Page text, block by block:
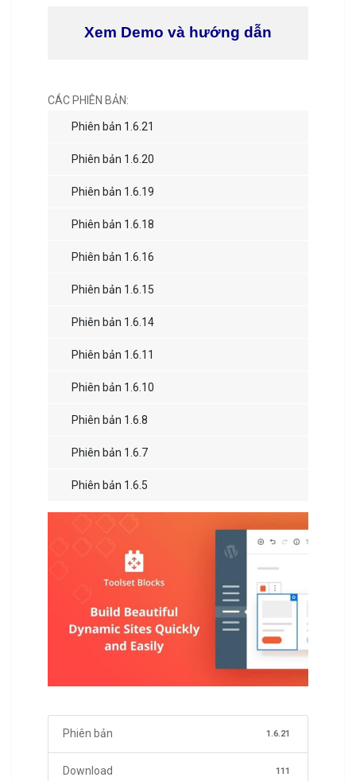
Xem Demo và hướng dẫn
CÁC PHIÊN BẢN:
Phiên bản 1.6.21
Phiên bản 1.6.20
Phiên bản 1.6.19
Phiên bản 1.6.18
Phiên bản 1.6.16
Phiên bản 1.6.15
Phiên bản 1.6.14
Phiên bản 1.6.11
Phiên bản 1.6.10
Phiên bản 1.6.8
Phiên bản 1.6.7
Phiên bản 1.6.5
Phiên bản 1.6.21
Download 111